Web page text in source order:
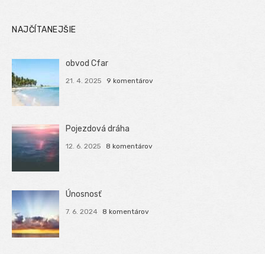
NAJČÍTANEJŠIE
obvod Cfar
21. 4. 2025 9 komentárov
Pojezdová dráha
12. 6. 2025 8 komentárov
Únosnosť
7. 6. 2024 8 komentárov